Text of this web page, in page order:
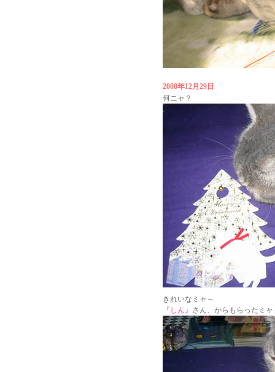
2008年12月29日
何ニャ？
きれいなミャ～
『 しん 』さん、からもらったミャ